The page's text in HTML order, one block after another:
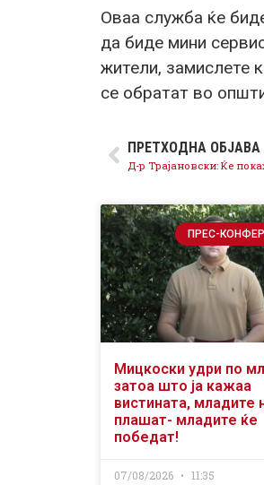
Оваа служба ќе
да биде мини
жители, замислете
се обратат во
ПРЕТХОДНА ОБЈАВА
ПРЕС-
Мицкоски удри по
затоа што ја кажаа
вистината, младите
плашат- младите ќе
победат!
07/08/2026 11:35